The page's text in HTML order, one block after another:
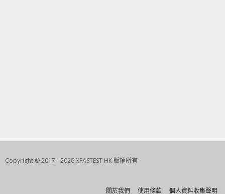
Copyright © 2017 - 2026 XFASTEST HK 版權所有
關於我們 使用條款 個人資料收集聲明